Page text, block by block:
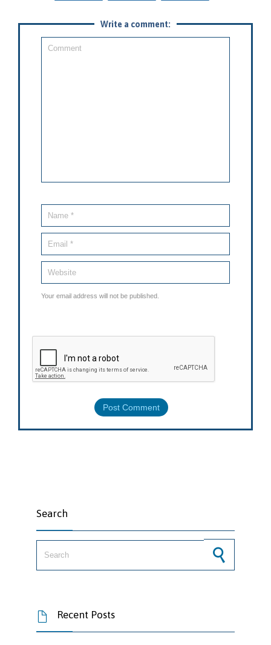
Write a comment:
Your email address will not be published.
Search
 Recent Posts